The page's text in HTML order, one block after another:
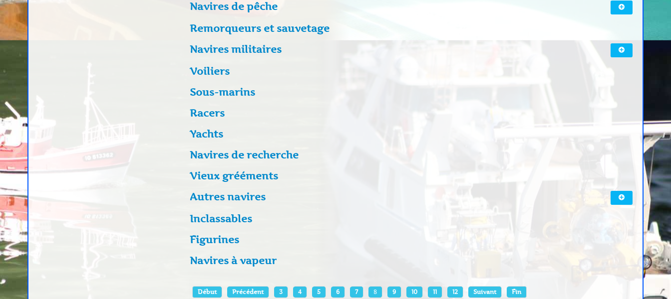
Navires de pêche
Remorqueurs et sauvetage
Navires militaires
Voiliers
Sous-marins
Racers
Yachts
Navires de recherche
Vieux grééments
Autres navires
Inclassables
Figurines
Navires à vapeur
Début Précédent 3 4 5 6 7 8 9 10 11 12 Suivant Fin